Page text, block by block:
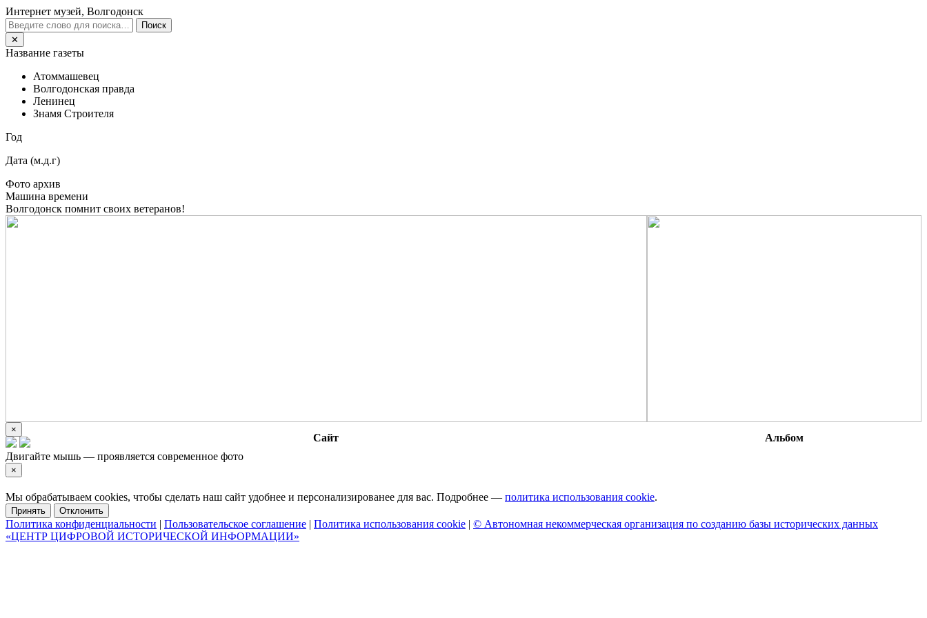
Интернет музей, Волгодонск
Поиск
✕
Название газеты
Атоммашевец
Волгодонская правда
Ленинец
Знамя Строителя
Год
Дата (м.д.г)
Фото архив
Машина времени
Волгодонск помнит своих ветеранов!
Сайт Альбом
×
Двигайте мышь — проявляется современное фото
×
Мы обрабатываем cookies, чтобы сделать наш сайт удобнее и персонализированее для вас. Подробнее — политика использования cookie.
Принять Отклонить
Политика конфиденциальности | Пользовательское соглашение | Политика использования cookie | © Автономная некоммерческая организация по созданию базы исторических данных
«ЦЕНТР ЦИФРОВОЙ ИСТОРИЧЕСКОЙ ИНФОРМАЦИИ»